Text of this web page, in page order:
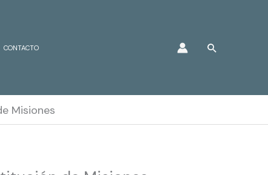
CONTACTO Buscar
Misiones